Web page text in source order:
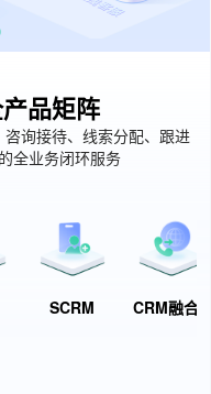
品矩阵
询接待、线索分配、跟进
全业务闭环服务
SCRM CRM融合